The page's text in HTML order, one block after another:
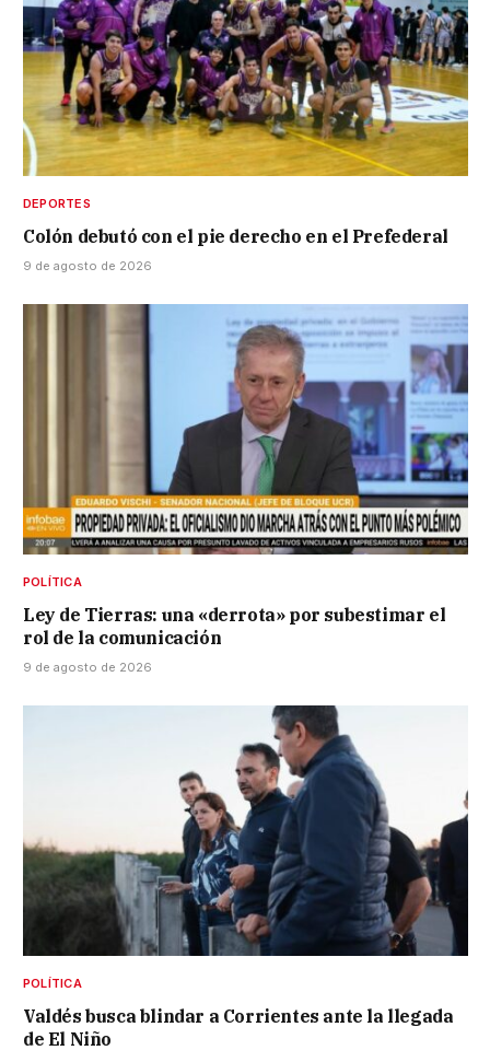
DEPORTES
Colón debutó con el pie derecho en el Prefederal
9 de agosto de 2026
POLÍTICA
Ley de Tierras: una «derrota» por subestimar el
rol de la comunicación
9 de agosto de 2026
POLÍTICA
Valdés busca blindar a Corrientes ante la llegada
de El Niño